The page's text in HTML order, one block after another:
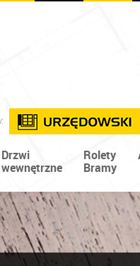
Drzwi
wewnętrzne
Rolety
Bramy